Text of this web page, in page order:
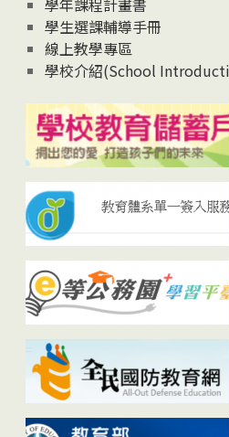
學年課程計畫書
學生選課輔導手冊
線上教學專區
學校介紹(School